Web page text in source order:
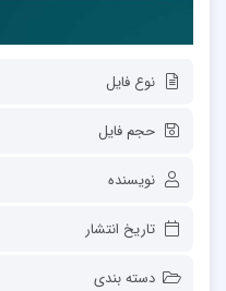
نوع فایل
حجم فایل
نویسنده
تاریخ انتشار
دسته بندی